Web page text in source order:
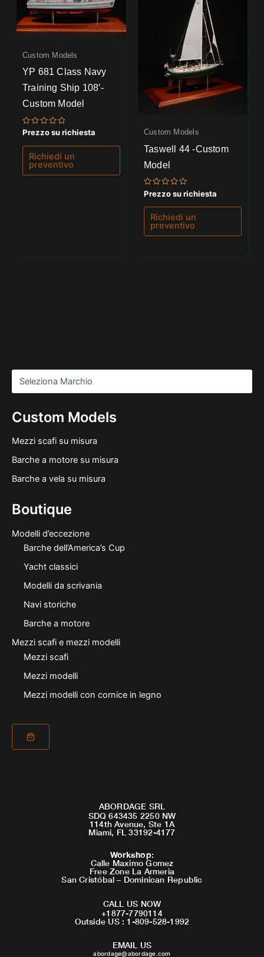
Custom Models
Mezzi scafi su misura
Barche a motore su misura
Barche a vela su misura
Boutique
Modelli d’eccezione
Barche dell’America’s Cup
Yacht classici
Modelli da scrivania
Navi storiche
Barche a motore
Mezzi scafi e mezzi modelli
Mezzi scafi
Mezzi modelli
Mezzi modelli con cornice in legno
Custom Models
YP 681 Class Navy
Training Ship 108′-
Custom Model
Valutato
su
Prezzo su richiesta
Richiedi un
preventivo
Custom Models
Taswell 44 -Custom
Model
Valutato
0
su
Prezzo su richiesta
Richiedi un
preventivo
ABORDAGE SRL
SDQ 643435 2250 NW
114th Avenue, Ste 1A
Miami, FL 33192-4177
Workshop:
Calle Maximo Gomez
Free Zone La Armeria
San Cristóbal – Dominican Republic
CALL US NOW
+1877-7790114
Outside US : 1-809-528-1992
EMAIL US
abordage@abordage.com